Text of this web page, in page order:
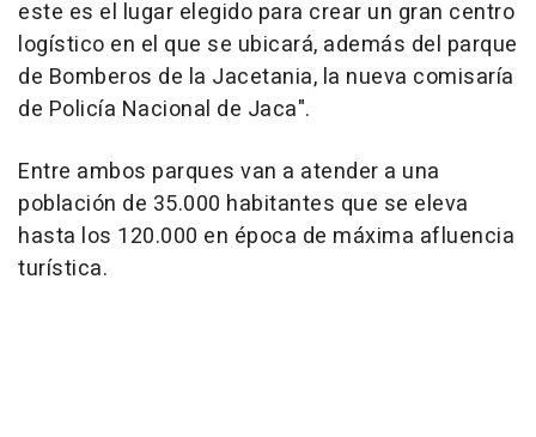
este es el lugar elegido para crear un gran centro
logístico en el que se ubicará, además del parque
de Bomberos de la Jacetania, la nueva comisaría
de Policía Nacional de Jaca".
Entre ambos parques van a atender a una
población de 35.000 habitantes que se eleva
hasta los 120.000 en época de máxima afluencia
turística.